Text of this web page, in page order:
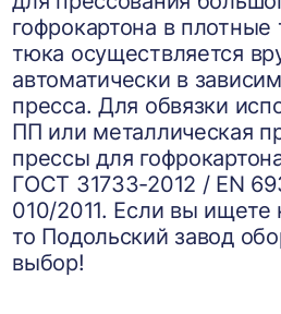
гофрокартона в
тюка осуществляется
автоматически в
пресса. Для обвязки
ПП или металлическая
прессы для
ГОСТ 31733-2012 / EN
010/2011. Если вы
то Подольский завод
выбор!